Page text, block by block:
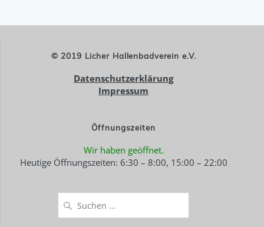
© 2019 Licher Hallenbadverein e.V.
Datenschutzerklärung
Impressum
Öffnungszeiten
Wir haben geöffnet.
Heutige Öffnungszeiten: 6:30 – 8:00, 15:00 – 22:00
nach: